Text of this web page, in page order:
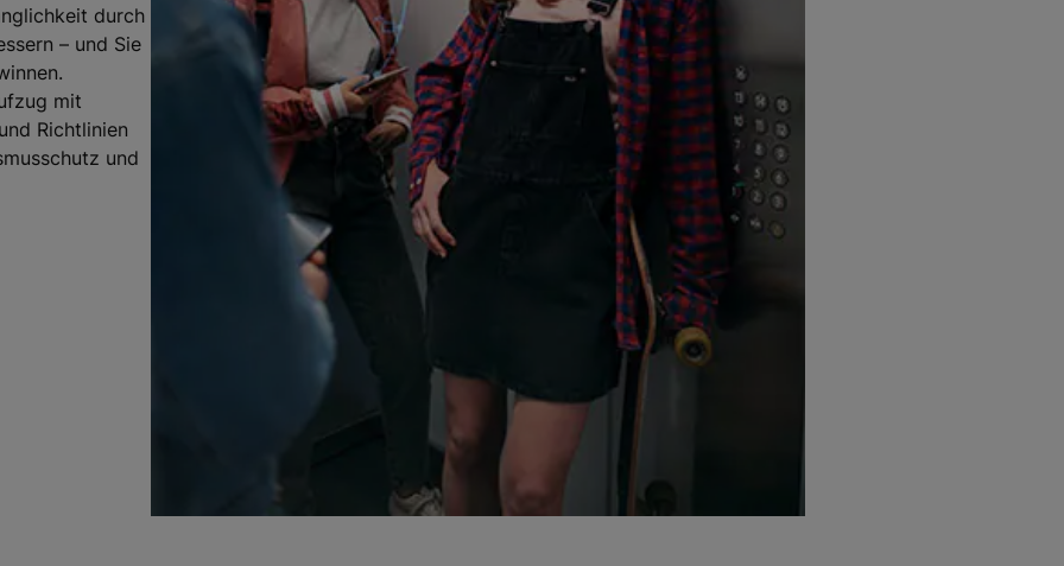
durch
– und Sie
mit
Richtlinien
und